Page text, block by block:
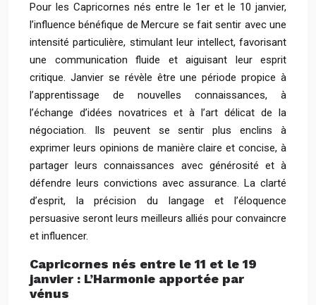
Pour les Capricornes nés entre le 1er et le 10 janvier,
l’influence bénéfique de Mercure se fait sentir avec une
intensité particulière, stimulant leur intellect, favorisant
une communication fluide et aiguisant leur esprit
critique. Janvier se révèle être une période propice à
l’apprentissage de nouvelles connaissances, à
l’échange d’idées novatrices et à l’art délicat de la
négociation. Ils peuvent se sentir plus enclins à
exprimer leurs opinions de manière claire et concise, à
partager leurs connaissances avec générosité et à
défendre leurs convictions avec assurance. La clarté
d’esprit, la précision du langage et l’éloquence
persuasive seront leurs meilleurs alliés pour convaincre
et influencer.
Capricornes nés entre le 11 et le 19
janvier : L’Harmonie apportée par
vénus